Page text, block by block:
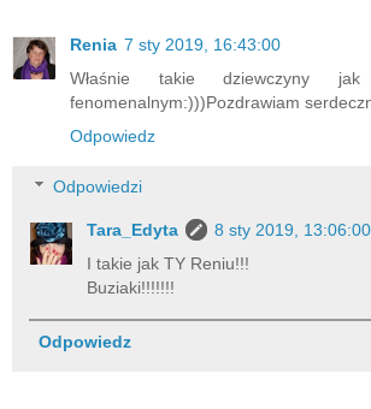
Renia 7 sty 2019, 16:43:00
Właśnie takie dziewczyny
fenomenalnym:)))Pozdrawiam
Odpowiedz
Odpowiedzi
Tara_Edyta
8 sty 2019, 13:06:00
I takie jak TY Reniu!!!
Buziaki!!!!!!!
Odpowiedz